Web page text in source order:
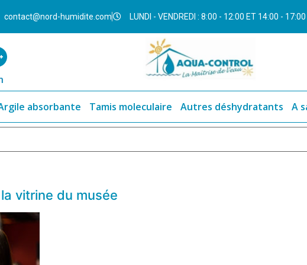
contact@nord-humidite.com LUNDI - VENDREDI : 8:00 - 12:00 ET 14:00 - 17:00
absorbante Tamis moleculaire Autres déshydratants A
vitrine du musée